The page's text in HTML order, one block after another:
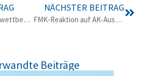
2. Platz FMK Schulwettbewerb
NÄCHSTER BEITRAG
FMK-Reaktion auf AK-Aussendung „Preisschock für viele Handynutzer:innen 2023“
Beiträge